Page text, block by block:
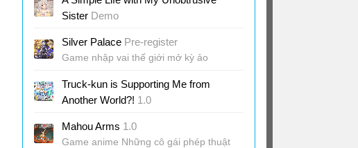
Sister Demo
Silver Palace Pre-register
Game nhập vai thế giới mở kỳ ảo
Truck-kun is Supporting Me from
Another World?! 1.0
phố
Mahou Arms 1.0
Game anime Những cô gái phép thuật